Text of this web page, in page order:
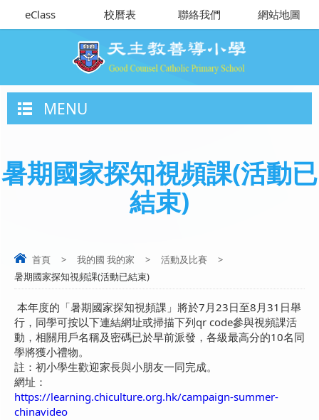
eClass 校曆表 聯絡我們 網站地圖
MENU
暑期國家探知視頻課(活動已
結束)
首頁 > 我的國 我的家 > 活動及比賽
>
暑期國家探知視頻課(活動已結束)
本年度的「暑期國家探知視頻課」將於7月23日至8月31日舉
行，同學可按以下連結網址或掃描下列qr code參與視頻課活
動，相關用戶名稱及密碼已於早前派發，各級最高分的10名同
學將獲小禮物。
註：初小學生歡迎家長與小朋友一同完成。
網址：
https://learning.chiculture.org.hk/campaign-summer-
chinavideo